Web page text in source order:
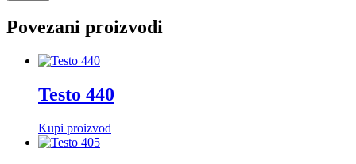
Povezani proizvodi
Testo 440
Kupi proizvod